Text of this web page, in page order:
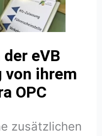
eVB
von ihrem
OPC
zusätzlichen